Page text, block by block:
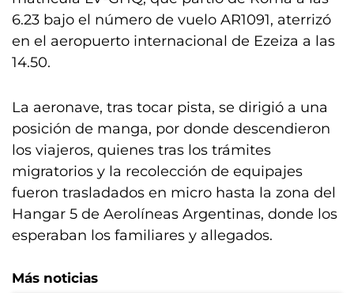
6.23 bajo el número de vuelo AR1091, aterrizó
en el aeropuerto internacional de Ezeiza a las
14.50.
La aeronave, tras tocar pista, se dirigió a una
posición de manga, por donde descendieron
los viajeros, quienes tras los trámites
migratorios y la recolección de equipajes
fueron trasladados en micro hasta la zona del
Hangar 5 de Aerolíneas Argentinas, donde los
esperaban los familiares y allegados.
Más noticias